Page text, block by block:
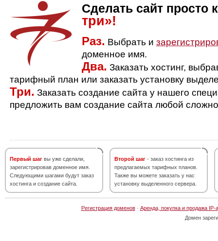
Сделать сайт просто
три»!
Раз. Выбрать и
доменное имя.
Два. Заказать хостинг,
тарифный план или заказать установку
Три. Заказать создание сайта у нашего
предложить вам создание сайта любой
Первый шаг вы уже сделали,
зарегистрировав доменное имя.
Следующими шагами будут заказ
хостинга и создание сайта.
Второй шаг - заказ хостинга из
предлагаемых тарифных планов.
Также вы можете заказать у нас
установку выделенного сервера.
Регистрация доменов· Аренда, покупка и продажа IP-
Домен